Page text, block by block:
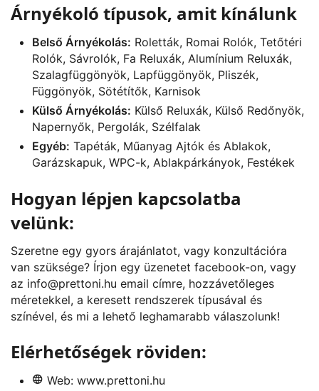
Árnyékoló típusok, amit kínálunk
Belső Árnyékolás: Roletták, Romai Rolók, Tetőtéri
Rolók, Sávrolók, Fa Reluxák, Alumínium Reluxák,
Szalagfüggönyök, Lapfüggönyök, Pliszék,
Függönyök, Sötétítők, Karnisok
Külső Árnyékolás: Külső Reluxák, Külső Redőnyök,
Napernyők, Pergolák, Szélfalak
Egyéb: Tapéták, Műanyag Ajtók és Ablakok,
Garázskapuk, WPC-k, Ablakpárkányok, Festékek
Hogyan lépjen kapcsolatba
velünk:
Szeretne egy gyors árajánlatot, vagy konzultációra
van szüksége? Írjon egy üzenetet facebook-on, vagy
az info@prettoni.hu email címre, hozzávetőleges
méretekkel, a keresett rendszerek típusával és
színével, és mi a lehető leghamarabb válaszolunk!
Elérhetőségek röviden:
Web: www.prettoni.hu